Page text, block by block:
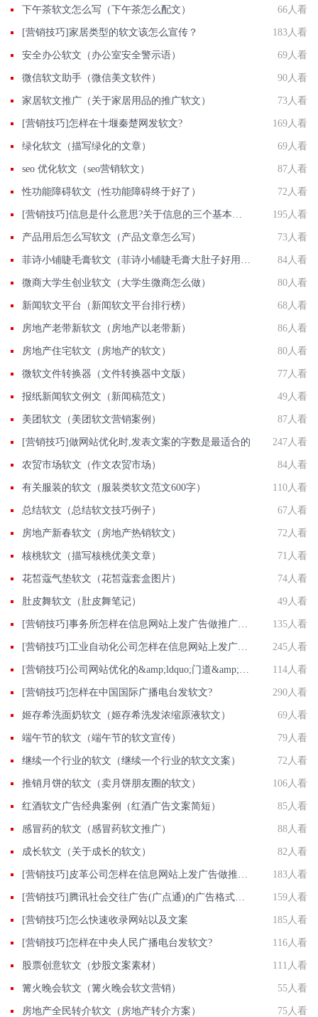
下午茶软文怎么写（下午茶怎么配文） 66人看
[营销技巧]​家居类型的软文该怎么宣传？ 183人看
安全办公软文（办公室安全警示语） 69人看
微信软文助手（微信美文软件） 90人看
家居软文推广（关于家居用品的推广软文） 73人看
[营销技巧]怎样在十堰秦楚网发软文? 169人看
绿化软文（描写绿化的文章） 69人看
seo 优化软文（seo营销软文） 87人看
性功能障碍软文（性功能障碍终于好了） 72人看
[营销技巧]信息是什么意思?关于信息的三个基本特征 195人看
产品用后怎么写软文（产品文章怎么写） 73人看
菲诗小铺睫毛膏软文（菲诗小铺睫毛膏大肚子好用吗） 84人看
微商大学生创业软文（大学生微商怎么做） 80人看
新闻软文平台（新闻软文平台排行榜） 68人看
房地产老带新软文（房地产以老带新） 86人看
房地产住宅软文（房地产的软文） 80人看
微软文件转换器（文件转换器中文版） 77人看
报纸新闻软文例文（新闻稿范文） 49人看
美团软文（美团软文营销案例） 87人看
[营销技巧]做网站优化时,发表文案的字数是最适合的 247人看
农贸市场软文（作文农贸市场） 84人看
有关服装的软文（服装类软文范文600字） 110人看
总结软文（总结软文技巧例子） 67人看
房地产新春软文（房地产热销软文） 72人看
核桃软文（描写核桃优美文章） 71人看
花皙蔻气垫软文（花皙蔻套盒图片） 74人看
肚皮舞软文（肚皮舞笔记） 49人看
[营销技巧]事务所怎样在信息网站上发广告做推广提高产品知名度呢 135人看
[营销技巧]工业自动化公司怎样在信息网站上发广告做推广提高产品知名度呢 245人看
[营销技巧]公司网站优化的&amp;ldquo;门道&amp;rdquo;是什么 114人看
[营销技巧]怎样在中国国际广播电台发软文? 290人看
姬存希洗面奶软文（姬存希洗发浓缩原液软文） 69人看
端午节的软文（端午节的软文宣传） 79人看
继续一个行业的软文（继续一个行业的软文文案） 72人看
推销月饼的软文（卖月饼朋友圈的软文） 106人看
红酒软文广告经典案例（红酒广告文案简短） 85人看
感冒药的软文（感冒药软文推广） 88人看
成长软文（关于成长的软文） 82人看
[营销技巧]皮革公司怎样在信息网站上发广告做推广提高产品知名度呢 183人看
[营销技巧]腾讯社会交往广告(广点通)的广告格式及资源位 159人看
[营销技巧]怎么快速收录网站以及文案 185人看
[营销技巧]怎样在中央人民广播电台发软文? 116人看
股票创意软文（炒股文案素材） 111人看
篝火晚会软文（篝火晚会软文营销） 55人看
房地产全民转介软文（房地产转介方案） 75人看